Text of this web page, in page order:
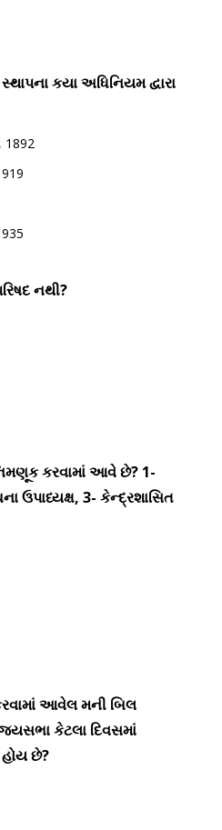
કયા અધિનિયમ દ્વારા
1892
નથી?
નિમણૂક કરવામાં આવે છે? 1-
ઉપાધ્યક્ષ, 3- કેન્દ્રશાસિત
આવેલ મની બિલ
કેટલા દિવસમાં
છે?